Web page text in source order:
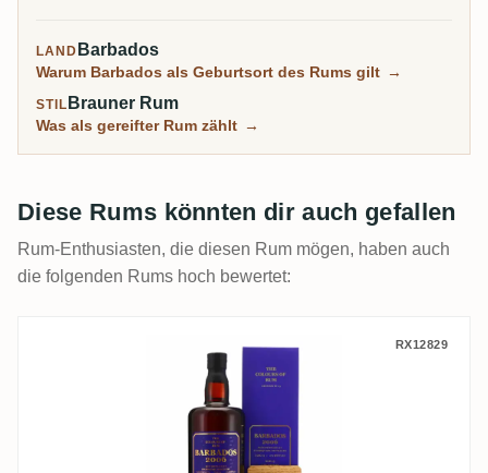
LAND Barbados
Warum Barbados als Geburtsort des Rums gilt →
STIL Brauner Rum
Was als gereifter Rum zählt →
Diese Rums könnten dir auch gefallen
Rum-Enthusiasten, die diesen Rum mögen, haben auch
die folgenden Rums hoch bewertet:
CoR Foursquare Barbados No. 15 2006
RX12829